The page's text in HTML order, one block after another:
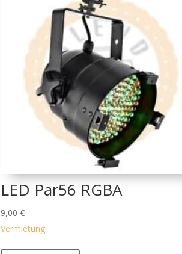
LED Par56 RGBA
9,00 €
Vermietung